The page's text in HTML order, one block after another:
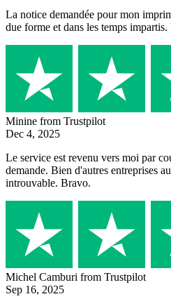
La notice demandée pour mon
due forme et dans les temps
Minine from Trustpilot
Dec 4, 2025
Le service est revenu vers moi par
demande. Bien d'autres entreprises
introuvable. Bravo.
Michel Camburi from Trustpilot
Sep 16, 2025